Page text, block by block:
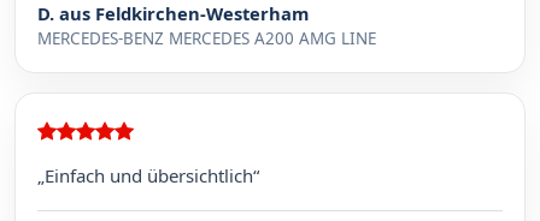
D. aus Feldkirchen-Westerham
MERCEDES-BENZ MERCEDES A200 AMG LINE
„Einfach und übersichtlich“